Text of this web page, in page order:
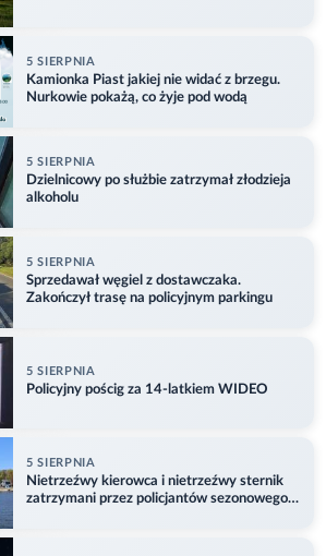
5 SIERPNIA
Kamionka Piast jakiej nie widać z brzegu.
Nurkowie pokażą, co żyje pod wodą
5 SIERPNIA
Dzielnicowy po służbie zatrzymał złodzieja
alkoholu
5 SIERPNIA
Sprzedawał węgiel z dostawczaka.
Zakończył trasę na policyjnym parkingu
5 SIERPNIA
Policyjny pościg za 14-latkiem WIDEO
5 SIERPNIA
Nietrzeźwy kierowca i nietrzeźwy sternik
zatrzymani przez policjantów sezonowego